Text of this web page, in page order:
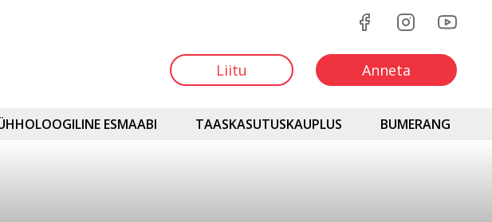
Liitu Anneta
ESMAABI TAASKASUTUSKAUPLUS BUMERANG